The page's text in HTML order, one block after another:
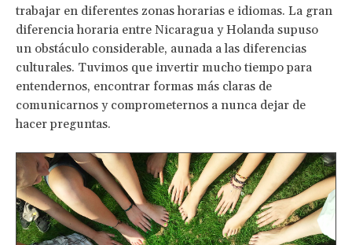
trabajar en diferentes zonas horarias e idiomas. La gran
diferencia horaria entre Nicaragua y Holanda supuso
un obstáculo considerable, aunada a las diferencias
culturales. Tuvimos que invertir mucho tiempo para
entendernos, encontrar formas más claras de
comunicarnos y comprometernos a nunca dejar de
hacer preguntas.